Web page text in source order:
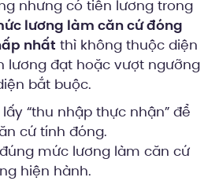
nhưng có tiền lương trong
lương làm căn cứ đóng
nhất thì không thuộc diện
lương đạt hoặc vượt ngưỡng
bắt buộc.
“thu nhập thực nhận” để
cứ tính đóng.
mức lương làm căn cứ
hiện hành.